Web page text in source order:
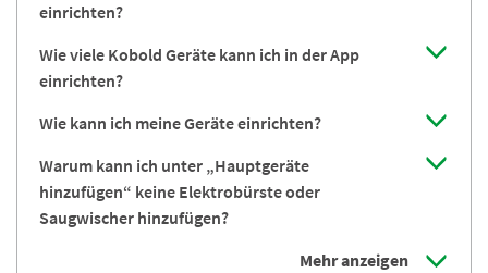
einrichten?
Wie viele Kobold Geräte kann ich in der App
einrichten?
Wie kann ich meine Geräte einrichten?
Warum kann ich unter „Hauptgeräte
hinzufügen“ keine Elektrobürste oder
Saugwischer hinzufügen?
Mehr anzeigen